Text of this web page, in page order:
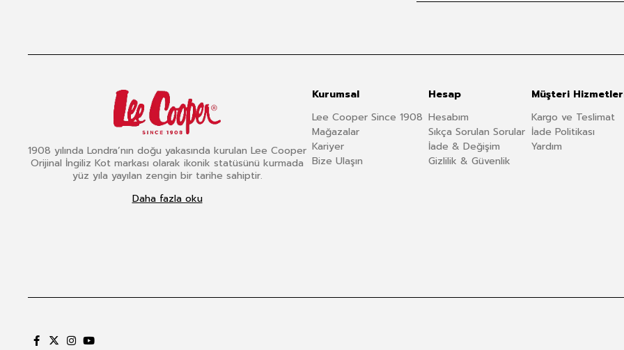
1908 yılında Londra’nın doğu yakasında kurulan Lee Cooper
Orijinal İngiliz Kot markası olarak ikonik statüsünü kurmada
yüz yıla yayılan zengin bir tarihe sahiptir.
Daha fazla oku
Kurumsal
Lee Cooper Since 1908
Mağazalar
Kariyer
Bize Ulaşın
Hesap
Hesabım
Sıkça Sorulan Sorular
İade & Değişim
Gizlilik & Güvenlik
Müşteri
Kargo ve Teslimat
İade Politikası
Yardım